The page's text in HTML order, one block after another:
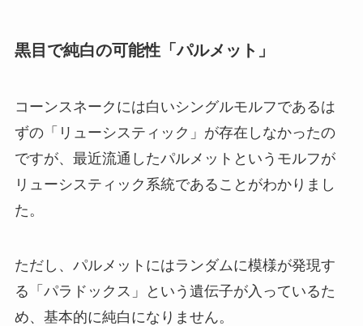
黒目で純白の可能性「パルメット」
コーンスネークには白いシングルモルフであるは
ずの「リューシスティック」が存在しなかったの
ですが、最近流通したパルメットというモルフが
リューシスティック系統であることがわかりまし
た。
ただし、パルメットにはランダムに模様が発現す
る「パラドックス」という遺伝子が入っているた
め、基本的に純白になりません。